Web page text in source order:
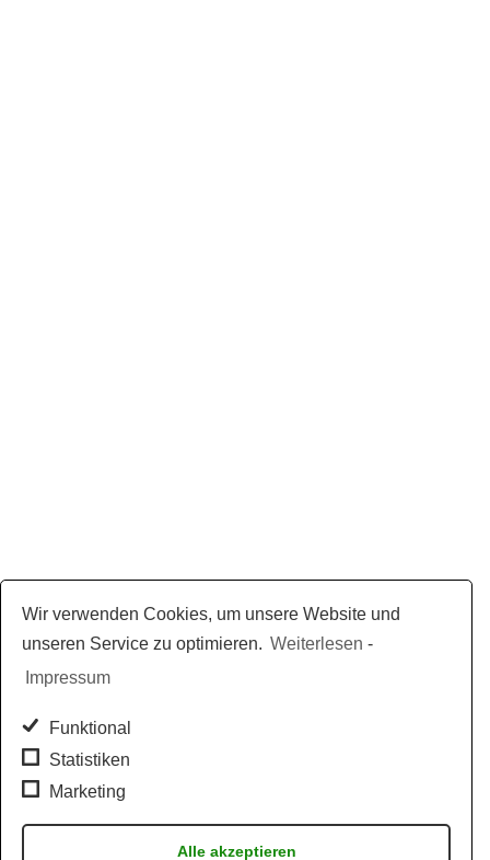
Wir verwenden Cookies, um unsere Website und
unseren Service zu optimieren. Weiterlesen -
Impressum
Funktional
Statistiken
Marketing
Alle akzeptieren